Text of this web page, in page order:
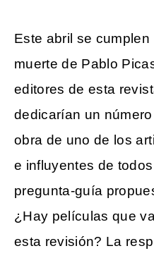
Este abril se
muerte de Pablo
editores de esta
dedicarían un
obra de uno de los
e influyentes de
pregunta-guía
¿Hay películas que
esta revisión? La